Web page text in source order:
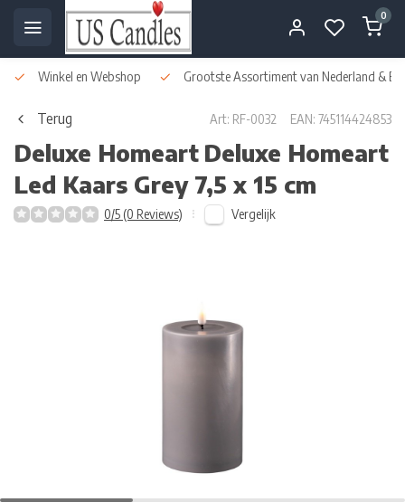
0
Winkel en Webshop Grootste Assortiment van Nederland &
Terug Art: RF-0032 EAN: 745114424853
Deluxe Homeart Deluxe Homeart
Led Kaars Grey 7,5 x 15 cm
0/5 (0 Reviews) Vergelijk